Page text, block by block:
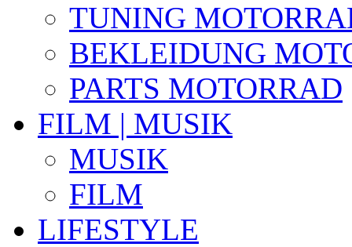
TUNING
BEKLEIDUNG
PARTS MOTORRAD
FILM | MUSIK
MUSIK
FILM
LIFESTYLE